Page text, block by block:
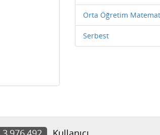
Orta Öğretim
Serbest